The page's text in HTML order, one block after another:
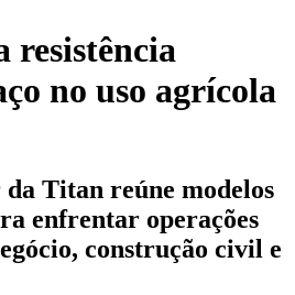
resistência
no uso agrícola
Titan reúne modelos
enfrentar operações
construção civil e